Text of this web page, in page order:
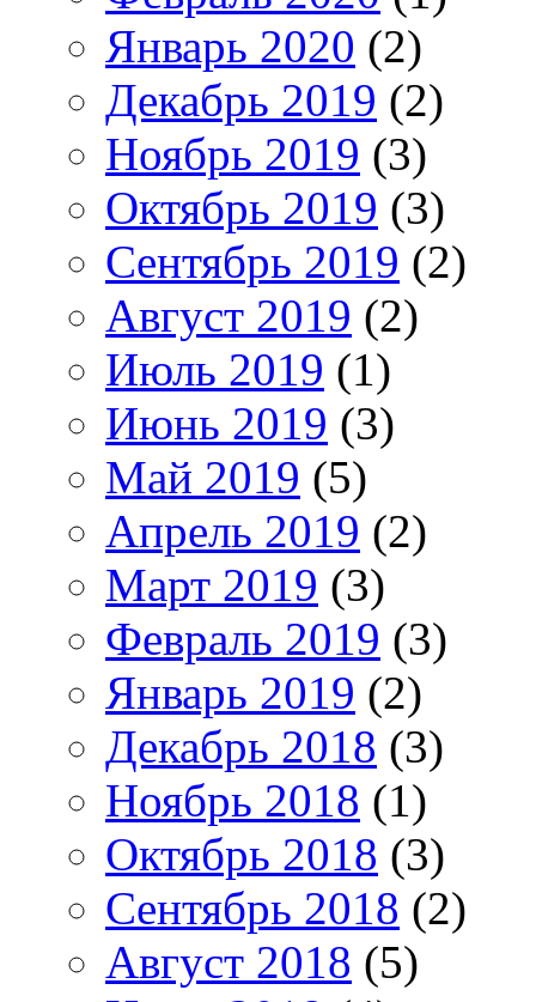
Январь 2020 (2)
Декабрь 2019 (2)
Ноябрь 2019 (3)
Октябрь 2019 (3)
Сентябрь 2019 (2)
Август 2019 (2)
Июль 2019 (1)
Июнь 2019 (3)
Май 2019 (5)
Апрель 2019 (2)
Март 2019 (3)
Февраль 2019 (3)
Январь 2019 (2)
Декабрь 2018 (3)
Ноябрь 2018 (1)
Октябрь 2018 (3)
Сентябрь 2018 (2)
Август 2018 (5)